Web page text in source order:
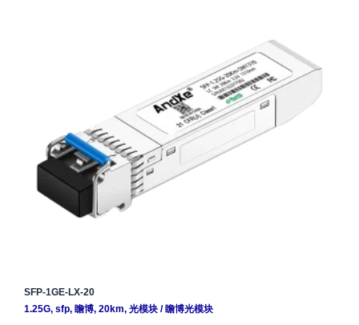
SFP-1GE-LX-20
1.25G, sfp, 瞻博, 20km, 光模块/ 瞻博光模块